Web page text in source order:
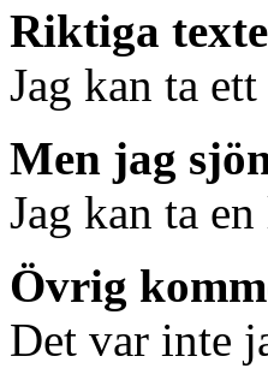
Riktiga
Jag kan ta
Men jag
Jag kan ta
Övrig
Det var inte